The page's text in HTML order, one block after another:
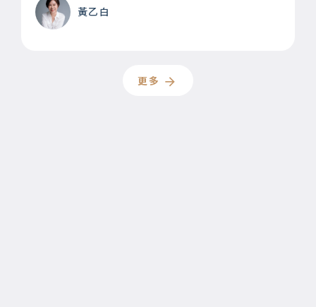
黃乙白
更多